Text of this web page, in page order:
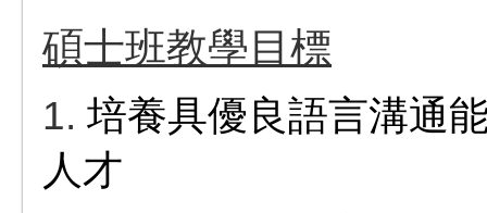
碩士班教學目標
1. 培養具優良語言溝通
人才